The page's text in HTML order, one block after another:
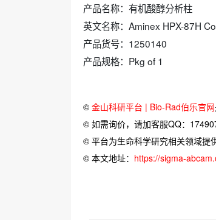
产品名称：有机酸醇分析柱
英文名称：Aminex HPX-87H
产品货号：1250140
产品规格：Pkg of 1
© 金山科研平台 | Bio-Rad伯乐官网
© 如需询价，请加客服QQ：
© 平台为生命科学研究相关领域提
© 本文地址： https://sigma-